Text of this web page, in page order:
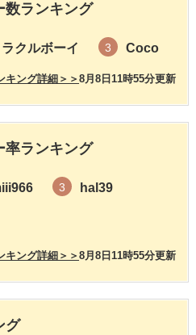
数ランキング
ラクルボーイ 3 Coco
8月8日11時55分更新
キング詳細＞＞
率ランキング
3 hal39
8月8日11時55分更新
キング詳細＞＞
グ